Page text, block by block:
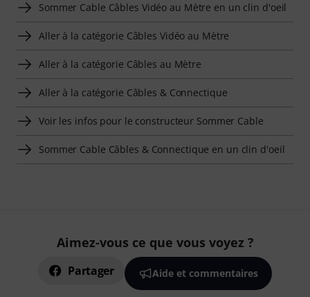
Sommer Cable Câbles Vidéo au Mètre en un clin d'oeil
Aller à la catégorie Câbles Vidéo au Mètre
Aller à la catégorie Câbles au Mètre
Aller à la catégorie Câbles & Connectique
Voir les infos pour le constructeur Sommer Cable
Sommer Cable Câbles & Connectique en un clin d'oeil
Aimez-vous ce que vous voyez ?
Partager Aide et commentaires